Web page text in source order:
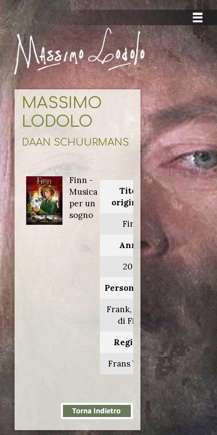
MASSIMO
LODOLO
DAAN SCHUURMANS
Finn -
Musica
per un
sogno
Titolo
originale:
Finn
Anno:
2013
Personaggio:
Frank, padre
di Finn
Regia di:
Frans Weisz